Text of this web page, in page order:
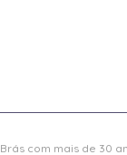
com mais de 30